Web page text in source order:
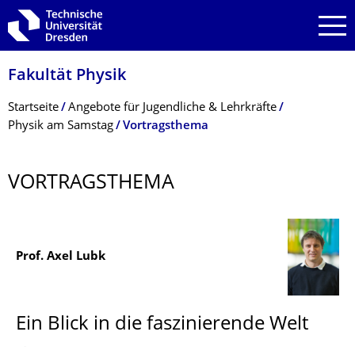
Zur Hauptnavigation springen
Zur Suche springen
Zum Inhalt springen
Fakultät Physik
Breadcrumb-Menü
Startseite
Angebote für Jugendliche & Lehrkräfte
Physik am Samstag
Vortragsthema
VORTRAGSTHEMA
Prof. Axel Lubk
Ein Blick in die faszinierende Welt